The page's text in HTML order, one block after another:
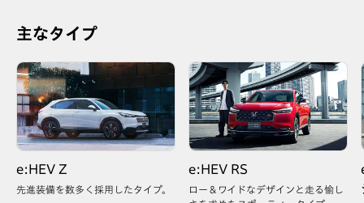
主なタイプ
e:HEV Z
先進装備を数多く採用したタイプ。
e:HEV RS
ロー＆ワイドなデザインと走る愉し